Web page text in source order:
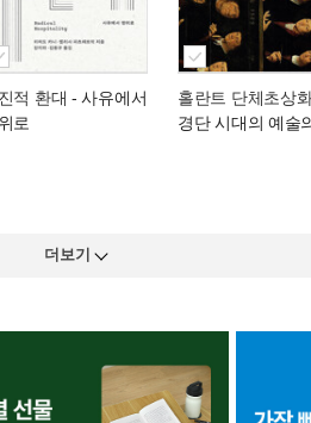
적 환대 - 사유에서
로
홀란트 단체초상
경단 시대의 예술
더보기